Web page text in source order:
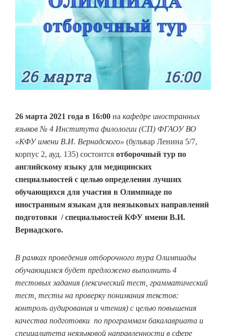
26 марта 2021 года в 16:00 на кафедре иностранных
языков № 4 Института филологии (СП) ФГАОУ ВО
«КФУ имени В.И. Вернадского» (бульвар Ленина 5/7,
корпус 2, ауд. 135) состоится отборочный тур по
английскому языку для медицинских
специальностей с целью определения лучших
обучающихся для участия в Олимпиаде по
иностранным языкам для неязыковых направлений
подготовки / специальностей КФУ имени В.И.
Вернадского.
В рамках проведения отборочного тура Олимпиады
обучающимся будет предложено выполнить 4
тестовых задания (лексический тест, грамматический
тест, тесты на проверку понимания текстов:
контроль аудирования и чтения) с целью повышения
качества подготовки по программам бакалавриата и
специалитета неязыковой направленности в сфере